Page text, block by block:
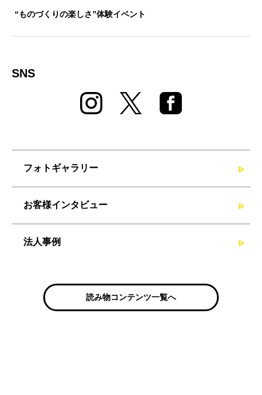
“ものづくりの楽しさ”体験イベント
SNS
フォトギャラリー
お客様インタビュー
法人事例
読み物コンテンツ一覧へ